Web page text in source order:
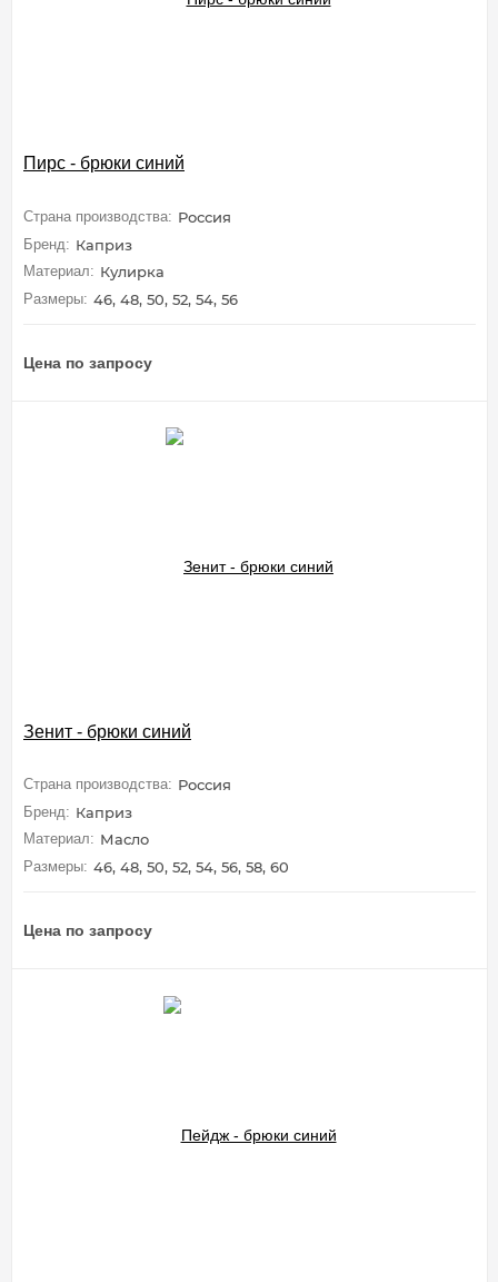
Пирс - брюки синий
Страна производства: Россия
Бренд: Каприз
Материал: Кулирка
Размеры: 46, 48, 50, 52, 54, 56
Цена по запросу
Зенит - брюки синий
Страна производства: Россия
Бренд: Каприз
Материал: Масло
Размеры: 46, 48, 50, 52, 54, 56, 58, 60
Цена по запросу